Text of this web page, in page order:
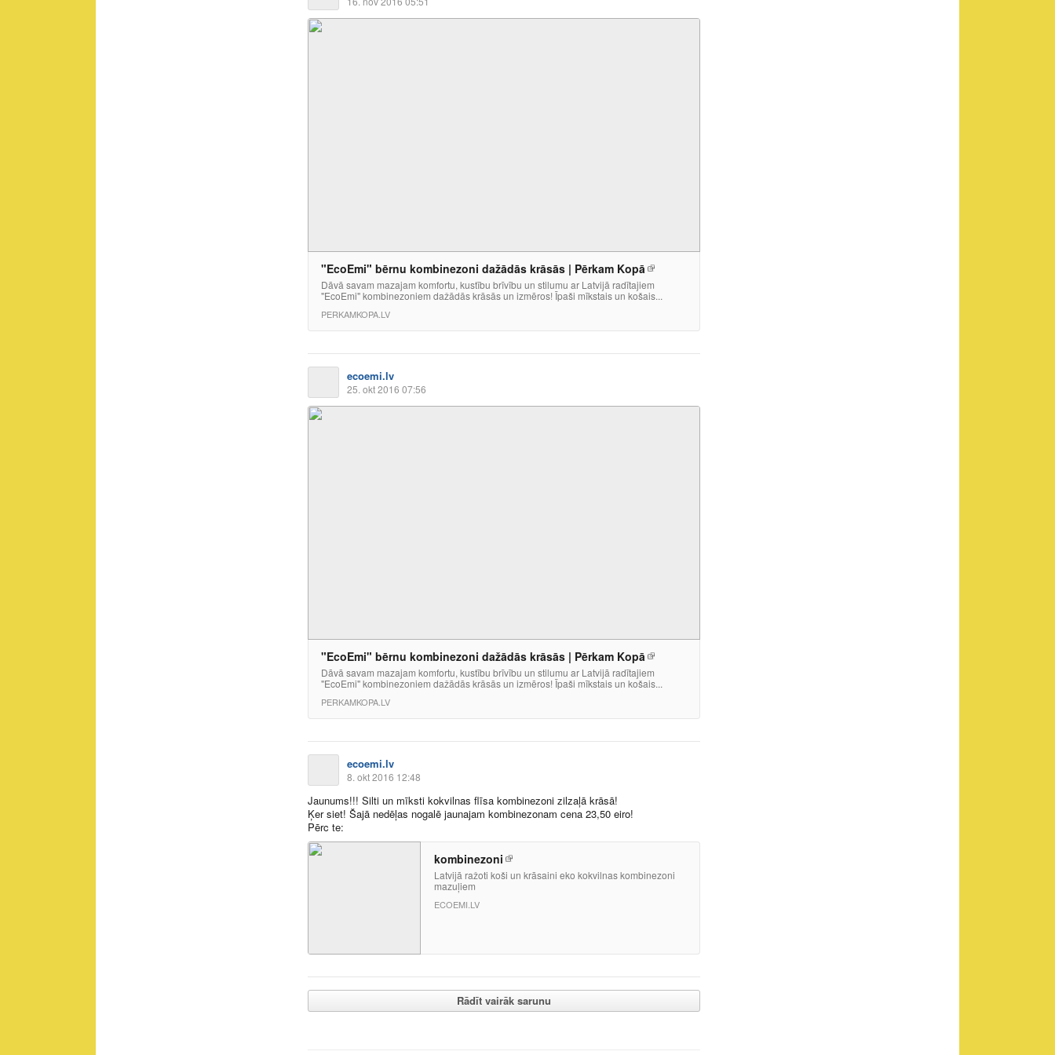
"EcoEmi" bērnu kombinezoni dažādās krāsās | Pērkam Kopā
Dāvā savam mazajam komfortu, kustību brīvību un stilumu ar Latvijā radītajiem
"EcoEmi" kombinezoniem dažādās krāsās un izmēros! Īpaši mīkstais un košais...
PERKAMKOPA.LV
ecoemi.lv
25. okt 2016 07:56
"EcoEmi" bērnu kombinezoni dažādās krāsās | Pērkam Kopā
Dāvā savam mazajam komfortu, kustību brīvību un stilumu ar Latvijā radītajiem
"EcoEmi" kombinezoniem dažādās krāsās un izmēros! Īpaši mīkstais un košais...
PERKAMKOPA.LV
ecoemi.lv
8. okt 2016 12:48
Jaunums!!! Silti un mīksti kokvilnas flīsa kombinezoni zilzaļā krāsā!
Ķer siet! Šajā nedēļas nogalē jaunajam kombinezonam cena 23,50 eiro!
Pērc te:
kombinezoni
Latvijā ražoti koši un krāsaini eko kokvilnas kombinezoni
mazuļiem
ECOEMI.LV
Rādīt vairāk sarunu